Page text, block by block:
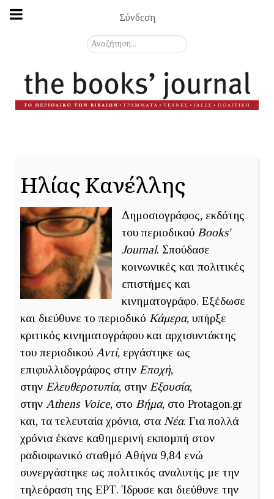
Σύνδεση
Αναζήτηση...
Ηλίας Κανέλλης
Δημοσιογράφος, εκδότης
του περιοδικού Books'
Journal. Σπούδασε
κοινωνικές και πολιτικές
επιστήμες και
κινηματογράφο. Εξέδωσε
και διεύθυνε το περιοδικό Κάμερα, υπήρξε
κριτικός κινηματογράφου και αρχισυντάκτης
του περιοδικού Αντί, εργάστηκε ως
επιφυλλιδογράφος στην Εποχή,
στην Ελευθεροτυπία, στην Εξουσία,
στην Athens Voice, στο Βήμα, στο Protagon.gr
και, τα τελευταία χρόνια, στα Νέα. Για πολλά
χρόνια έκανε καθημερινή εκπομπή στον
ραδιοφωνικό σταθμό Αθήνα 9,84 ενώ
συνεργάστηκε ως πολιτικός αναλυτής με την
τηλεόραση της ΕΡΤ. Ίδρυσε και διεύθυνε την